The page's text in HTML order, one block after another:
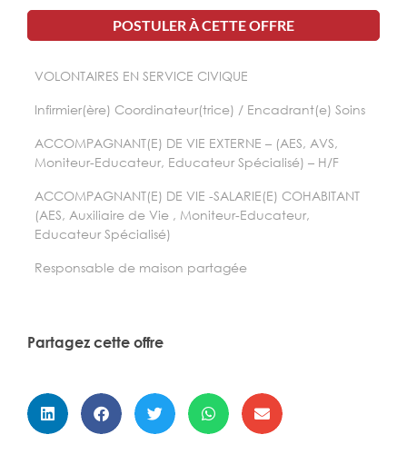
POSTULER À CETTE OFFRE
VOLONTAIRES EN SERVICE CIVIQUE
Infirmier(ère) Coordinateur(trice) / Encadrant(e) Soins
ACCOMPAGNANT(E) DE VIE EXTERNE – (AES, AVS,
Moniteur-Educateur, Educateur Spécialisé) – H/F
ACCOMPAGNANT(E) DE VIE -SALARIE(E) COHABITANT
(AES, Auxiliaire de Vie , Moniteur-Educateur,
Educateur Spécialisé)
Responsable de maison partagée
Partagez cette offre